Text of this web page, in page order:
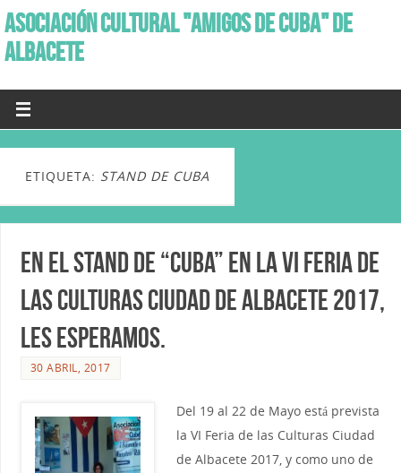
ASOCIACIÓN CULTURAL "AMIGOS DE CUBA" DE
ALBACETE
ETIQUETA: STAND DE CUBA
En el Stand de “Cuba” en la VI Feria de
las Culturas Ciudad de Albacete 2017,
les esperamos.
30 ABRIL, 2017
Del 19 al 22 de Mayo está prevista
la VI Feria de las Culturas Ciudad
de Albacete 2017, y como uno de